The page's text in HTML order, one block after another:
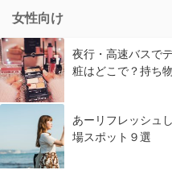
女性向け
夜行・高速バスで
粧はどこで？持ち
あーリフレッシュ
場スポット９選